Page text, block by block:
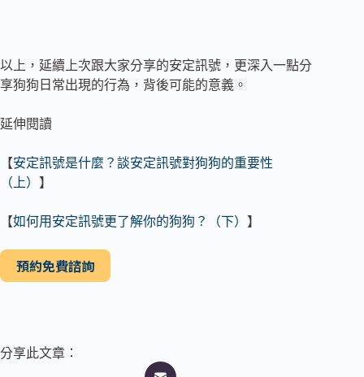
以上，延續上次跟大家分享的安定訊號，更深入一點分
享狗狗日常出現的行為，背後可能的意義。
延伸閱讀
【安定訊號是什麼？談安定訊號對狗狗的重要性
（上） 】
【如何用安定訊號更了解你的狗狗？（下） 】
預約免費諮詢
分享此文章：